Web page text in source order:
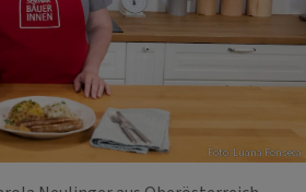
Foto: Luana Fonseca